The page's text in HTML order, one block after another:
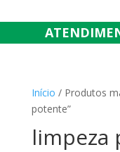
Início / Produtos
potente”
limpeza